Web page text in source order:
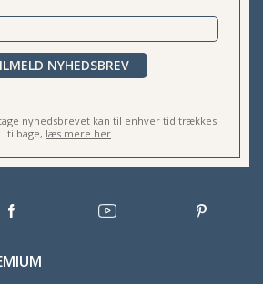
NYHEDSBREV
nyhedsbrevet kan til enhver tid trækkes
tilbage, læs mere her